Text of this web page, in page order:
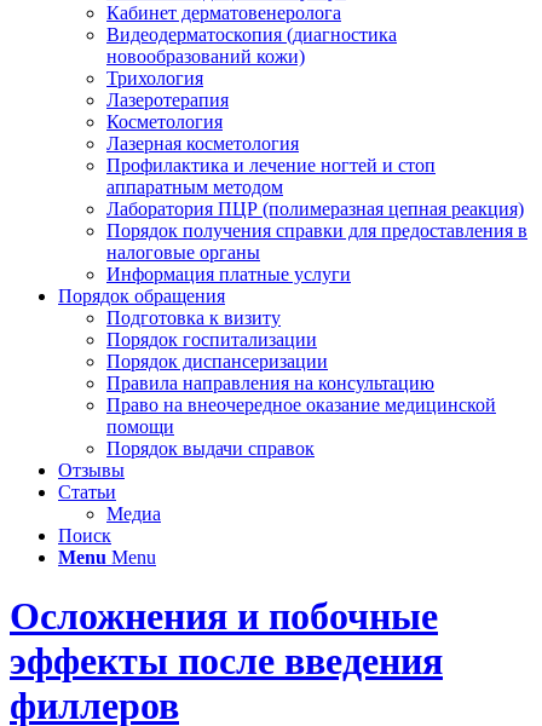
Кабинет дерматовенеролога
Видеодерматоскопия (диагностика
новообразований кожи)
Трихология
Лазеротерапия
Косметология
Лазерная косметология
Профилактика и лечение ногтей и стоп
аппаратным методом
Лаборатория ПЦР (полимеразная цепная реакция)
Порядок получения справки для предоставления в
налоговые органы
Информация платные услуги
Порядок обращения
Подготовка к визиту
Порядок госпитализации
Порядок диспансеризации
Правила направления на консультацию
Право на внеочередное оказание медицинской
помощи
Порядок выдачи справок
Отзывы
Статьи
Медиа
Поиск
Menu Menu
Осложнения и побочные
эффекты после введения
филлеров